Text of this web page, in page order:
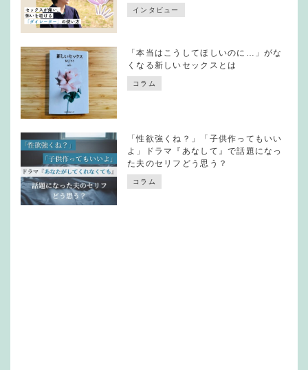
インタビュー
「本当はこうしてほしいのに…」がな
くなる新しいセックスとは
コラム
「性欲強くね？」「子供作ってもいい
よ」ドラマ『あなして』で話題になっ
た夫のセリフどう思う？
コラム